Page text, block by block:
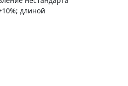
длиной